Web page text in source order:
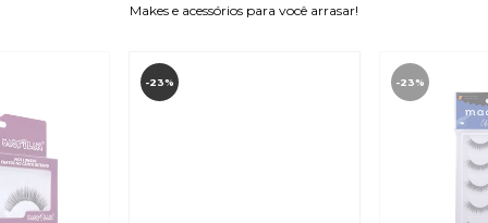
Makes e acessórios para você arrasar!
-23% -23%